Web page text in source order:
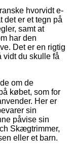
hvorvidt e-
det er et tegn på
samt at
har den
Det er en rigtig
du skulle få
om de
købet, som for
Her er
sin
påvise sin
Skægtrimmer,
eller et barn.